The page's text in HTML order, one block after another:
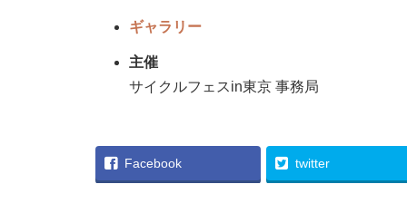
ギャラリー
主催
サイクルフェスin東京 事務局
Facebook twitter